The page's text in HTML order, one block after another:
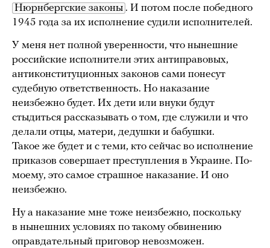
Нюрнбергские законы . И потом после победного
1945 года за их исполнение судили исполнителей.
У меня нет полной уверенности, что нынешние
российские исполнители этих антиправовых,
антиконституционных законов сами понесут
судебную ответственность. Но наказание
неизбежно будет. Их дети или внуки будут
стыдиться рассказывать о том, где служили и что
делали отцы, матери, дедушки и бабушки.
Такое же будет и с теми, кто сейчас во исполнение
приказов совершает преступления в Украине. По-
моему, это самое страшное наказание. И оно
неизбежно.
Ну а наказание мне тоже неизбежно, поскольку
в нынешних условиях по такому обвинению
оправдательный приговор невозможен.